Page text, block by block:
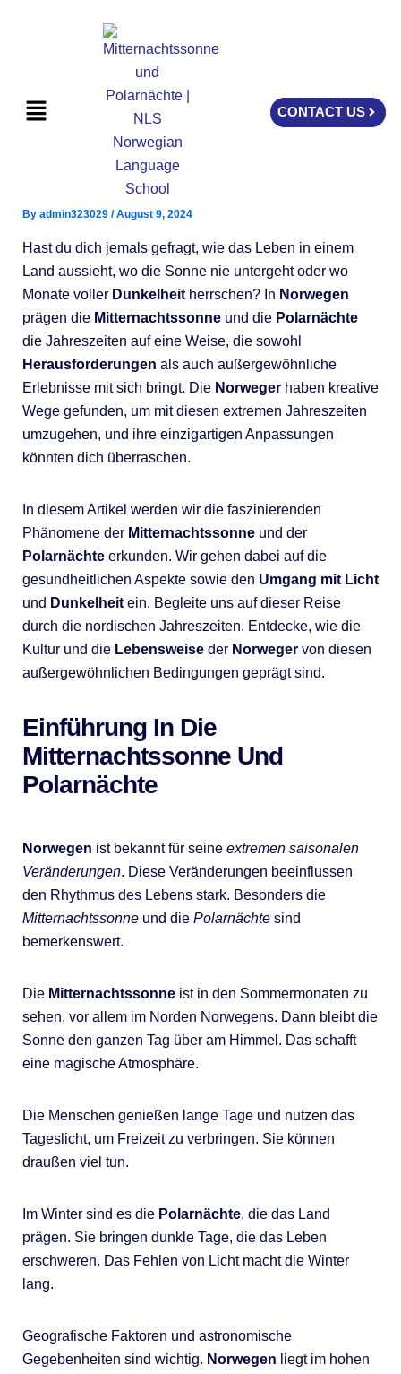
Menu CONTACT US
By admin323029 /August 9, 2024
Hast du dich jemals gefragt, wie das Leben in einem
Land aussieht, wo die Sonne nie untergeht oder wo
Monate voller Dunkelheitherrschen? In Norwegen
prägen die Mitternachtssonneund die Polarnächte
die Jahreszeiten auf eine Weise, die sowohl
Herausforderungen als auch außergewöhnliche
Erlebnisse mit sich bringt. Die Norwegerhaben kreative
Wege gefunden, um mit diesen extremen Jahreszeiten
umzugehen, und ihre einzigartigen Anpassungen
könnten dich überraschen.
In diesem Artikel werden wir die faszinierenden
Phänomene der Mitternachtssonneund der
Polarnächteerkunden. Wir gehen dabei auf die
gesundheitlichen Aspekte sowie den Umgang mit Licht
und Dunkelheitein. Begleite uns auf dieser Reise
durch die nordischen Jahreszeiten. Entdecke, wie die
Kultur und die Lebensweiseder Norwegervon diesen
außergewöhnlichen Bedingungen geprägt sind.
Einführung In Die
Mitternachtssonne Und
Polarnächte
Norwegen ist bekannt für seine extremen saisonalen
Veränderungen. Diese Veränderungen beeinflussen
den Rhythmus des Lebens stark. Besonders die
Mitternachtssonneund die Polarnächtesind
bemerkenswert.
Die Mitternachtssonneist in den Sommermonaten zu
sehen, vor allem im Norden Norwegens. Dann bleibt die
Sonne den ganzen Tag über am Himmel. Das schafft
eine magische Atmosphäre.
Die Menschen genießen lange Tage und nutzen das
Tageslicht, um Freizeit zu verbringen. Sie können
draußen viel tun.
Im Winter sind es die Polarnächte, die das Land
prägen. Sie bringen dunkle Tage, die das Leben
erschweren. Das Fehlen von Licht macht die Winter
lang.
Geografische Faktoren und astronomische
Gegebenheiten sind wichtig. Norwegen liegt im hohen